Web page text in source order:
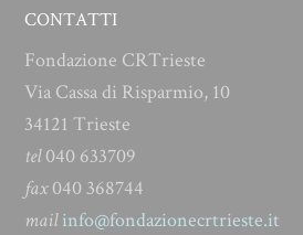
CONTATTI
Fondazione CRTrieste
Via Cassa di Risparmio, 10
34121 Trieste
tel040 633709
fax040 368744
mailinfo@fondazionecrtrieste.it